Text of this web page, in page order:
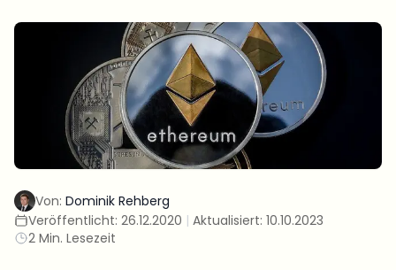
Von: Dominik Rehberg
Veröffentlicht: 26.12.2020 | Aktualisiert: 10.10.2023
2 Min. Lesezeit